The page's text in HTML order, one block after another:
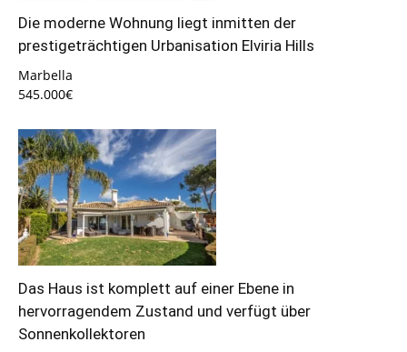
Die moderne Wohnung liegt inmitten der
prestigeträchtigen Urbanisation Elviria Hills
Marbella
545.000€
Das Haus ist komplett auf einer Ebene in
hervorragendem Zustand und verfügt über
Sonnenkollektoren